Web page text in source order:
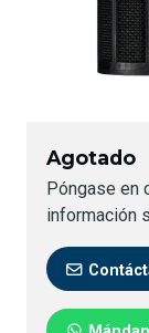
Agotado
Póngase en
información